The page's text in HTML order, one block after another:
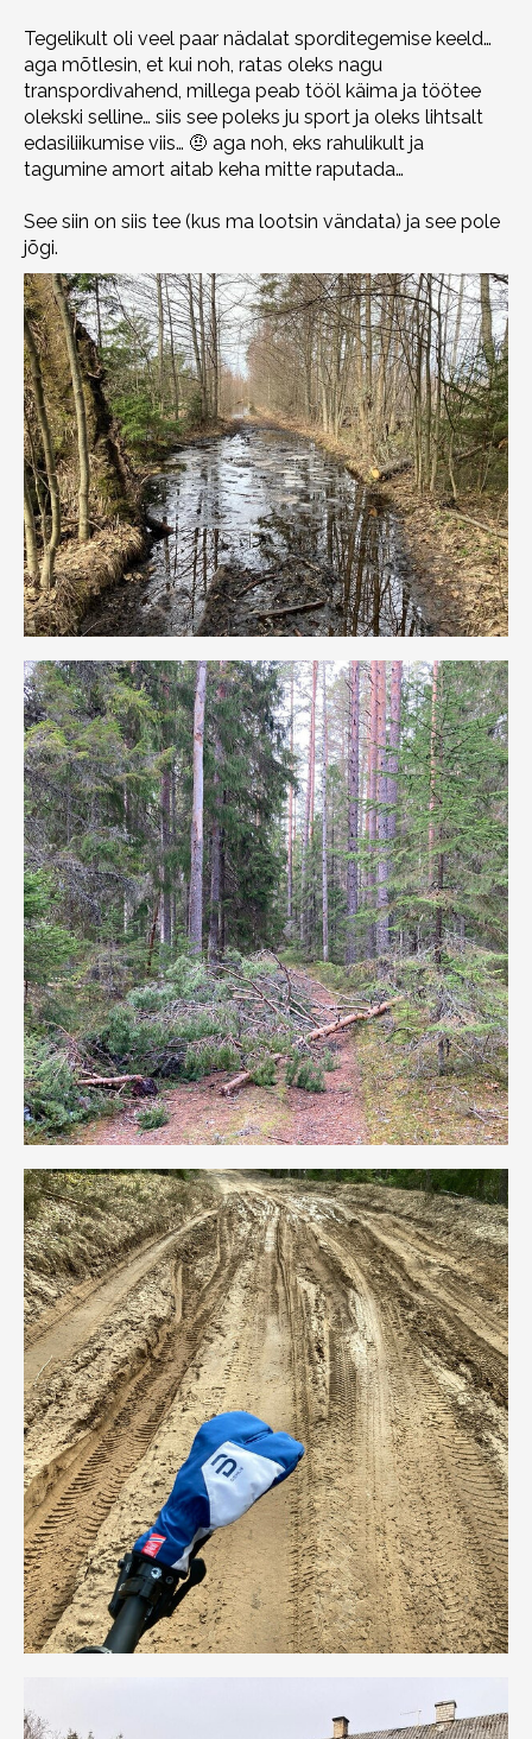
Tegelikult oli veel paar nädalat sporditegemise keeld…
aga mõtlesin, et kui noh, ratas oleks nagu
transpordivahend, millega peab tööl käima ja töötee
olekski selline… siis see poleks ju sport ja oleks lihtsalt
edasiliikumise viis… 🤨 aga noh, eks rahulikult ja
tagumine amort aitab keha mitte raputada…
See siin on siis tee (kus ma lootsin vändata) ja see pole
jõgi.